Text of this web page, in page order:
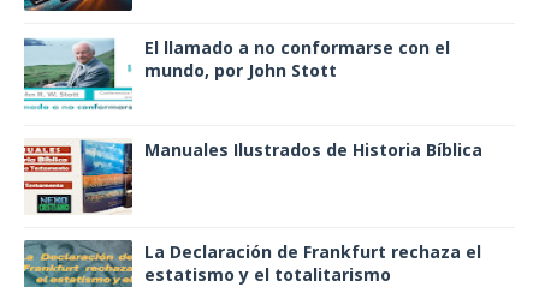
El llamado a no conformarse con el
mundo, por John Stott
Manuales Ilustrados de Historia Bíblica
La Declaración de Frankfurt rechaza el
estatismo y el totalitarismo